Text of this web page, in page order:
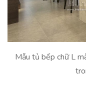
Mẫu tủ bếp chữ L